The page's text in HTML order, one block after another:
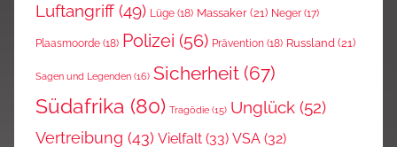
Luftangriff (49) Lüge (18) Massaker (21) Neger (17)
Plaasmoorde (18) Polizei (56) Prävention (18) Russland (21)
Sagen und Legenden (16) Sicherheit (67)
Südafrika (80) Tragödie (15) Unglück (52)
Vertreibung (43) Vielfalt (33) VSA (32)